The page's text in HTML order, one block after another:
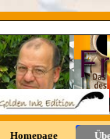
0
Homepage